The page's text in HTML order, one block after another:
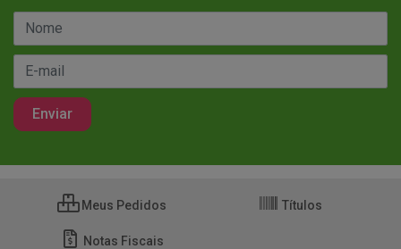
Meus Pedidos Títulos
Notas Fiscais